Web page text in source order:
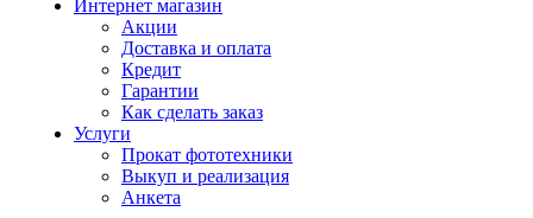
Интернет магазин
Акции
Доставка и оплата
Кредит
Гарантии
Как сделать заказ
Услуги
Прокат фототехники
Выкуп и реализация
Анкета